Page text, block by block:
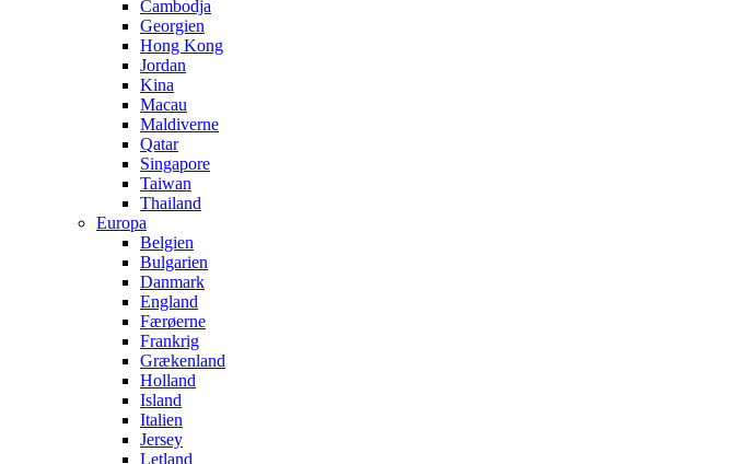
Cambodja
Georgien
Hong Kong
Jordan
Kina
Macau
Maldiverne
Qatar
Singapore
Taiwan
Thailand
Europa
Belgien
Bulgarien
Danmark
England
Færøerne
Frankrig
Grækenland
Holland
Island
Italien
Jersey
Letland